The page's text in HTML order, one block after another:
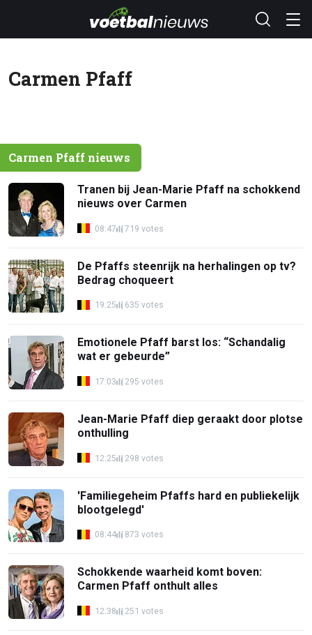
Carmen Pfaff
Carmen Pfaff nieuws
Tranen bij Jean-Marie Pfaff na schokkend
nieuws over Carmen
08:47 719 votes
De Pfaffs steenrijk na herhalingen op tv?
Bedrag choqueert
19:25 635 votes
Emotionele Pfaff barst los: “Schandalig
wat er gebeurde”
17:03 295 votes
Jean-Marie Pfaff diep geraakt door plotse
onthulling
12:25 298 votes
'Familiegeheim Pfaffs hard en publiekelijk
blootgelegd'
08:44 873 votes
Schokkende waarheid komt boven:
Carmen Pfaff onthult alles
12:38 251 votes